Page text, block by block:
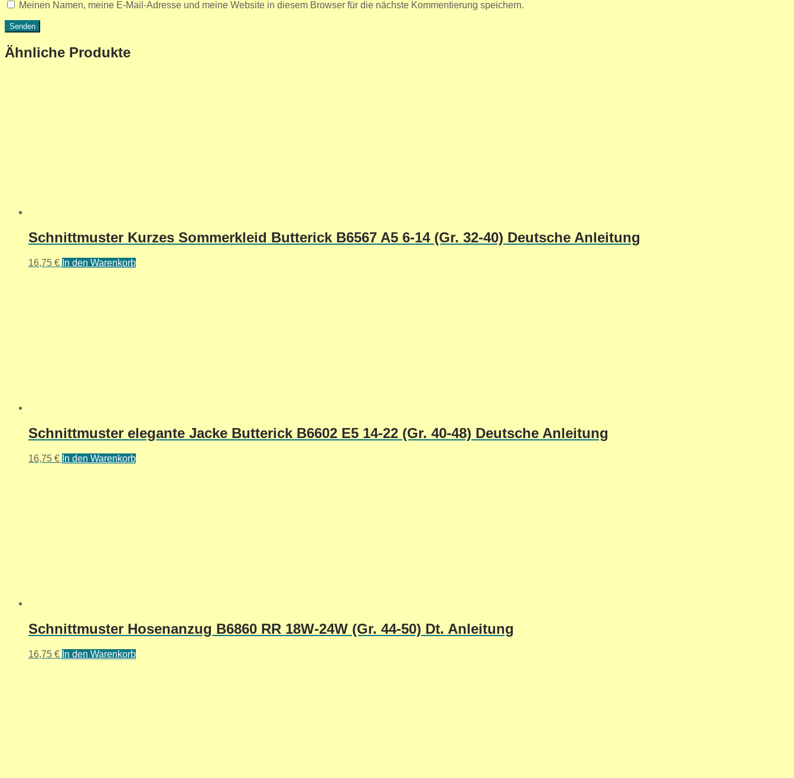
Meinen Namen, meine E-Mail-Adresse und meine Website in diesem Browser für die nächste Kommentierung speichern.
Ähnliche Produkte
Schnittmuster Kurzes Sommerkleid Butterick B6567 A5 6-14 (Gr. 32-40) Deutsche Anleitung
16,75 € In den Warenkorb
Schnittmuster elegante Jacke Butterick B6602 E5 14-22 (Gr. 40-48) Deutsche Anleitung
16,75 € In den Warenkorb
Schnittmuster Hosenanzug B6860 RR 18W-24W (Gr. 44-50) Dt. Anleitung
16,75 € In den Warenkorb